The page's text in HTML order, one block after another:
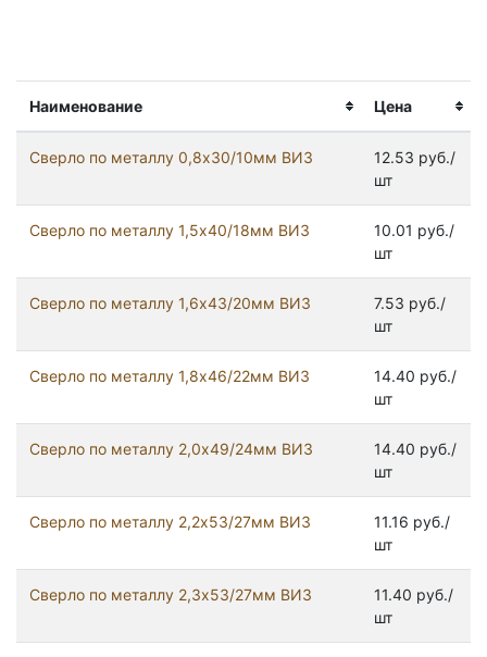
Наименование Цена
Сверло по металлу 0,8х30/10мм ВИЗ
12.53 руб./
шт
Сверло по металлу 1,5х40/18мм ВИЗ
10.01 руб./
шт
Сверло по металлу 1,6х43/20мм ВИЗ
7.53 руб./
шт
Сверло по металлу 1,8х46/22мм ВИЗ
14.40 руб./
шт
Сверло по металлу 2,0х49/24мм ВИЗ
14.40 руб./
шт
Сверло по металлу 2,2х53/27мм ВИЗ
11.16 руб./
шт
Сверло по металлу 2,3х53/27мм ВИЗ
11.40 руб./
шт